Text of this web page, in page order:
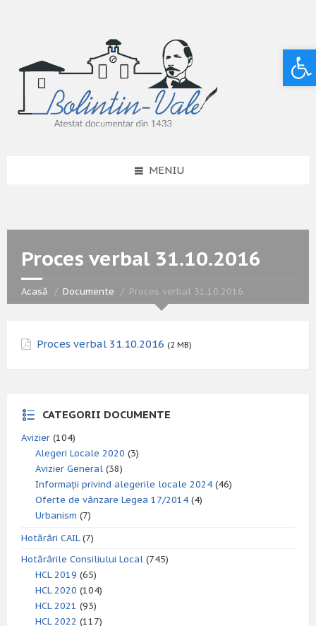
MENIU
Proces verbal 31.10.2016
Acasă Documente Proces verbal 31.10.2016
Proces verbal 31.10.2016 (2 MB)
CATEGORII DOCUMENTE
Avizier (104)
Alegeri Locale 2020 (3)
Avizier General (38)
Informații privind alegerile locale 2024 (46)
Oferte de vânzare Legea 17/2014 (4)
Urbanism (7)
Hotărâri CAIL(7)
Hotărârile Consiliului Local (745)
HCL 2019 (65)
HCL 2020 (104)
HCL 2021 (93)
HCL 2022 (117)
Deschide bara de unelte